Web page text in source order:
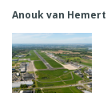
Anouk van Hemert